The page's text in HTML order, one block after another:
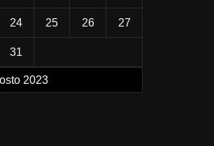
2023
24 25 26 27
31